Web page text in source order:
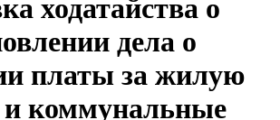
ходатайства о
дела о
платы за жилую
коммунальные